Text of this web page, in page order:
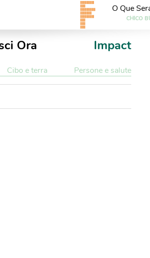
O Que
CHICO
Ora Impact
Cibo e terra Persone e salute